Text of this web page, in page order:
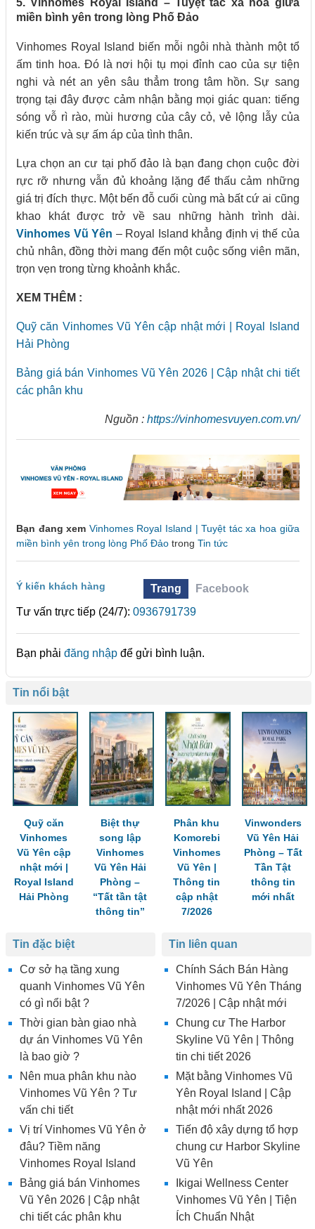
5. Vinhomes Royal Island – Tuyệt tác xa hoa giữa
miền bình yên trong lòng Phố Đảo
Vinhomes Royal Island biến mỗi ngôi nhà thành một tổ
ấm tinh hoa. Đó là nơi hội tụ mọi đỉnh cao của sự tiện
nghi và nét an yên sâu thẳm trong tâm hồn. Sự sang
trọng tại đây được cảm nhận bằng mọi giác quan: tiếng
sóng vỗ rì rào, mùi hương của cây cỏ, vẻ lộng lẫy của
kiến trúc và sự ấm áp của tình thân.
Lựa chọn an cư tại phố đảo là bạn đang chọn cuộc đời
rực rỡ nhưng vẫn đủ khoảng lặng để thấu cảm những
giá trị đích thực. Một bến đỗ cuối cùng mà bất cứ ai cũng
khao khát được trở về sau những hành trình dài.
Vinhomes Vũ Yên – Royal Island khẳng định vị thế của
chủ nhân, đồng thời mang đến một cuộc sống viên mãn,
trọn vẹn trong từng khoảnh khắc.
XEM THÊM :
Quỹ căn Vinhomes Vũ Yên cập nhật mới | Royal Island
Hải Phòng
Bảng giá bán Vinhomes Vũ Yên 2026 | Cập nhật chi tiết
các phân khu
Nguồn : https://vinhomesvuyen.com.vn/
Bạn đang xem Vinhomes Royal Island | Tuyệt tác xa hoa giữa
miền bình yên trong lòng Phố Đảo trong Tin tức
Ý kiến khách hàng Trang
Facebook
Tư vấn trực tiếp (24/7): 0936791739
Bạn phải đăng nhập để gửi bình luận.
Tin nổi bật
Quỹ căn
Vinhomes
Vũ Yên cập
nhật mới |
Royal Island
Hải Phòng
Biệt thự
song lập
Vinhomes
Vũ Yên Hải
Phòng –
“Tất tần tật
thông tin”
Phân khu
Komorebi
Vinhomes
Vũ Yên |
Thông tin
cập nhật
7/2026
Vinwonders
Vũ Yên Hải
Phòng – Tất
Tần Tật
thông tin
mới nhất
Tin liên quan
Chính Sách Bán Hàng
Vinhomes Vũ Yên Tháng
7/2026 | Cập nhật mới
Chung cư The Harbor
Skyline Vũ Yên | Thông
tin chi tiết 2026
Mặt bằng Vinhomes Vũ
Yên Royal Island | Cập
nhật mới nhất 2026
Tiến độ xây dựng tổ hợp
chung cư Harbor Skyline
Vũ Yên
Ikigai Wellness Center
Vinhomes Vũ Yên | Tiện
Ích Chuẩn Nhật
Tin đặc biệt
Cơ sở hạ tầng xung
quanh Vinhomes Vũ Yên
có gì nổi bật ?
Thời gian bàn giao nhà
dự án Vinhomes Vũ Yên
là bao giờ ?
Nên mua phân khu nào
Vinhomes Vũ Yên ? Tư
vấn chi tiết
Vị trí Vinhomes Vũ Yên ở
đâu? Tiềm năng
Vinhomes Royal Island
Bảng giá bán Vinhomes
Vũ Yên 2026 | Cập nhật
chi tiết các phân khu